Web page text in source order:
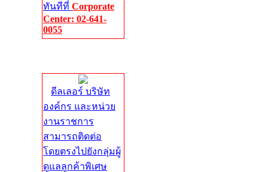
ทันทีที่ Corporate
Center: 02-641-
0055
ดีลเลอร์ บริษัท
องค์กร และหน่วย
งานราชการ
สามารถติดต่อ
โดยตรงไปยังกลุ่มผู้
ดูแลลูกค้าพิเศษ